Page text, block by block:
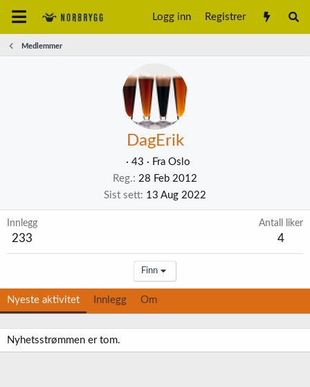
Logg inn Registrer
Medlemmer
DagErik
· 43 · Fra Oslo
Reg. 28 Feb 2012
Sist sett 13 Aug 2022
Innlegg
233
Antall liker
4
Finn
Nyeste aktivitet Innlegg Om
Nyhetsstrømmen er tom.